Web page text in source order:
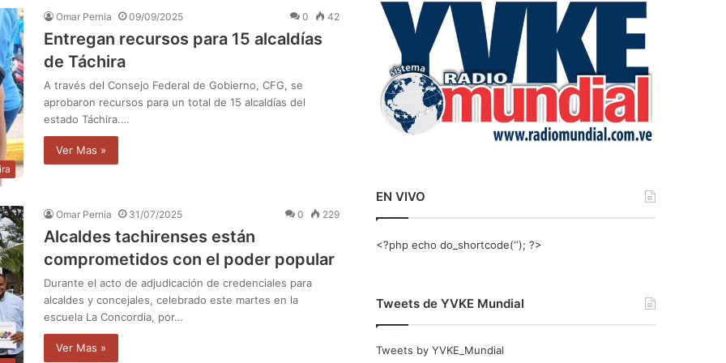
Omar Pernia 09/09/2025 0 42
Entregan recursos para 15 alcaldías
de Táchira
A través del Consejo Federal de Gobierno, CFG, se
aprobaron recursos para un total de 15 alcaldías del
estado Táchira.…
Ver Mas »
Omar Pernia 31/07/2025 0 229
Alcaldes tachirenses están
comprometidos con el poder popular
Durante el acto de adjudicación de credenciales para
alcaldes y concejales, celebrado este martes en la
escuela La Concordia, por…
Ver Mas »
r
EN VIVO
<?php echo do_shortcode(‘‘); ?>
Tweets de YVKE Mundial
Tweets by YVKE_Mundial